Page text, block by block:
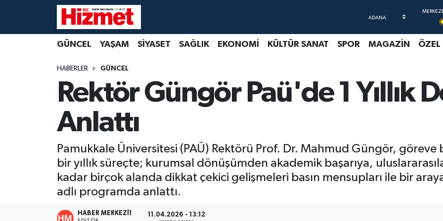
GÜNCEL YAŞAM SİYASET SAĞLIK EKONOMİ KÜLTÜR SANAT SPOR MAGAZİN ÖZEL
HABERLER GÜNCEL
Rektör Güngör Paü'de 1 Yıllık
Anlattı
Pamukkale Üniversitesi (PAÜ) Rektörü Prof. Dr. Mahmud Güngör, göreve
bir yıllık süreçte; kurumsal dönüşümden akademik başarıya,
kadar birçok alanda dikkat çekici gelişmeleri basın mensupları ile bir
adlı programda anlattı.
HABER MERKEZI1 11.04.2026 - 13:12
KÜLTÜR SANAT
MAGAZİN
Denizli Nöbetçi Eczaneler
Denizli Trafik Yoğunluk Haritası
Süper Lig Puan Durumu ve Fikstür
Son Dakika Haberleri
Haber Arşivi